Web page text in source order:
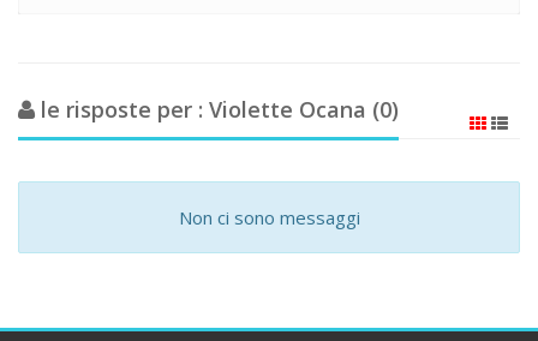
le risposte per : Violette Ocana (0)
Non ci sono messaggi